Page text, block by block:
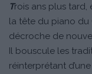
Trois ans plus tard,
la tête du piano du
décroche de
Il bouscule les
réinterprétant